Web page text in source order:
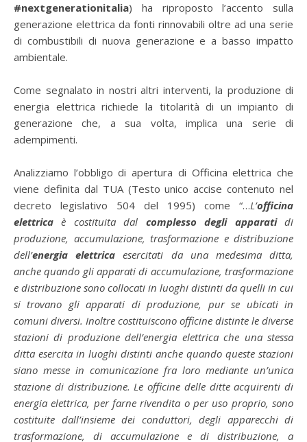
#nextgenerationitalia) ha riproposto l’accento sulla
generazione elettrica da fonti rinnovabili oltre ad una serie
di combustibili di nuova generazione e a basso impatto
ambientale.
Come segnalato in nostri altri interventi, la produzione di
energia elettrica richiede la titolarità di un impianto di
generazione che, a sua volta, implica una serie di
adempimenti.
Analizziamo l’obbligo di apertura di Officina elettrica che
viene definita dal TUA (Testo unico accise contenuto nel
decreto legislativo 504 del 1995) come “…L’officina
elettrica è costituita dal complesso degli apparatidi
produzione, accumulazione, trasformazione e distribuzione
dell’energia elettrica esercitati da una medesima ditta,
anche quando gli apparati di accumulazione, trasformazione
e distribuzione sono collocati in luoghi distinti da quelli in cui
si trovano gli apparati di produzione, pur se ubicati in
comuni diversi. Inoltre costituiscono officine distinte le diverse
stazioni di produzione dell’energia elettrica che una stessa
ditta esercita in luoghi distinti anche quando queste stazioni
siano messe in comunicazione fra loro mediante un’unica
stazione di distribuzione. Le officine delle ditte acquirenti di
energia elettrica, per farne rivendita o per uso proprio, sono
costituite dall’insieme dei conduttori, degli apparecchi di
trasformazione, di accumulazione e di distribuzione, a